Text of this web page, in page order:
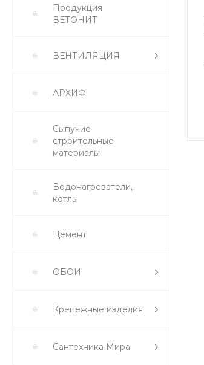
Продукция
ВЕТОНИТ
ВЕНТИЛЯЦИЯ
АРХИФ
Сыпучие
строительные
материалы
Водонагреватели,
котлы
Цемент
ОБОИ
Крепежные изделия
Сантехника Мира